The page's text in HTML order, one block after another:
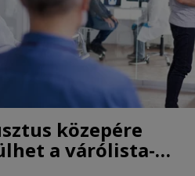
közepére
a várólista-